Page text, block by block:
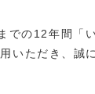
での12年間「
いただき、誠